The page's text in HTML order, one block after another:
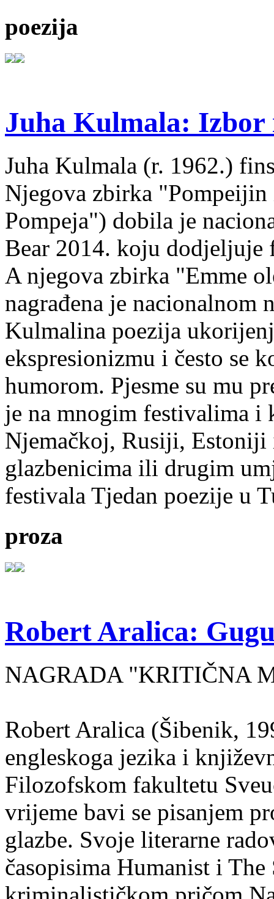
poezija
Juha Kulmala: Izbor
Juha Kulmala (r. 1962.)
Njegova zbirka
Pompeja") dobila je
Bear 2014. koju
A njegova zbirka "Emme
nagrađena je nacionalnom
Kulmalina poezija
ekspresionizmu i često se
humorom. Pjesme su mu
je na mnogim festivalima i
Njemačkoj, Rusiji, Estoniji
glazbenicima ili drugim
festivala Tjedan poezije u
proza
Robert Aralica:
NAGRADA "KRITIČNA
Robert Aralica (Šibenik,
engleskoga jezika i
Filozofskom fakultetu
vrijeme bavi se pisanjem
glazbe. Svoje literarne
časopisima Humanist i